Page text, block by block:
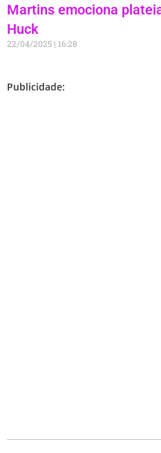
Martins emociona
Huck
22/04/2025 16:28
Publicidade: